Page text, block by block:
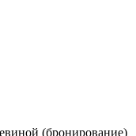
(бронирование)